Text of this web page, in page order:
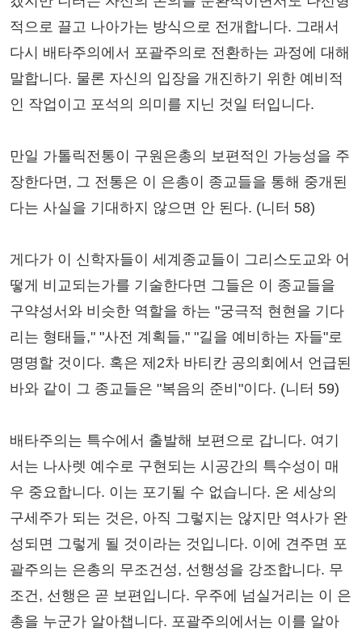
적으로 끌고 나아가는 방식으로 전개합니다. 그래서
다시 배타주의에서 포괄주의로 전환하는 과정에 대해
말합니다. 물론 자신의 입장을 개진하기 위한 예비적
인 작업이고 포석의 의미를 지닌 것일 터입니다.
만일 가톨릭전통이 구원은총의 보편적인 가능성을 주
장한다면, 그 전통은 이 은총이 종교들을 통해 중개된
다는 사실을 기대하지 않으면 안 된다. (니터 58)
게다가 이 신학자들이 세계종교들이 그리스도교와 어
떻게 비교되는가를 기술한다면 그들은 이 종교들을
구약성서와 비슷한 역할을 하는 "궁극적 현현을 기다
리는 형태들," "사전 계획들," "길을 예비하는 자들"로
명명할 것이다. 혹은 제2차 바티칸 공의회에서 언급된
바와 같이 그 종교들은 "복음의 준비"이다. (니터 59)
배타주의는 특수에서 출발해 보편으로 갑니다. 여기
서는 나사렛 예수로 구현되는 시공간의 특수성이 매
우 중요합니다. 이는 포기될 수 없습니다. 온 세상의
구세주가 되는 것은, 아직 그렇지는 않지만 역사가 완
성되면 그렇게 될 것이라는 것입니다. 이에 견주면 포
괄주의는 은총의 무조건성, 선행성을 강조합니다. 무
조건, 선행은 곧 보편입니다. 우주에 넘실거리는 이 은
총을 누군가 알아챕니다. 포괄주의에서는 이를 알아